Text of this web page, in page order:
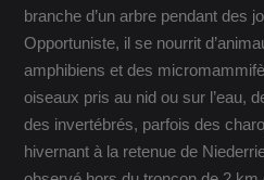
branche d’un arbre pendant des
Opportuniste, il se nourrit
amphibiens et des
oiseaux pris au nid ou sur l’eau,
des invertébrés, parfois des
hivernant à la retenue de